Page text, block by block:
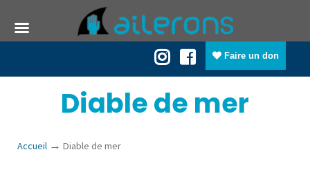
Faire un don
Diable de mer
Accueil → Diable de mer